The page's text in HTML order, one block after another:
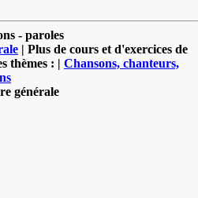
- paroles
| Plus de cours et d'exercices de
thèmes : | Chansons, chanteurs,
générale